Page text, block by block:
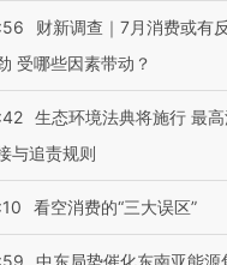
第四届链博
有意思的生活方
财新调查｜7月消费或有
受哪些因素带动？
生态环境法典将施行 最
与追责规则
看空消费的“三大误区”
中东局势催化东南亚能源